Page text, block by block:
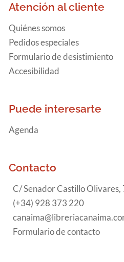
Atención al cliente
Quiénes somos
Pedidos especiales
Formulario de desistimiento
Accesibilidad
Puede interesarte
Agenda
Contacto
C/ Senador Castillo Olivares,
(+34) 928 373 220
Formulario de contacto